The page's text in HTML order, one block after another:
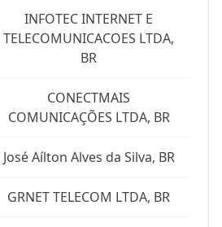
INFOTEC INTERNET E
TELECOMUNICACOES LTDA,
BR
CONECTMAIS
COMUNICAÇÕES LTDA, BR
José Aílton Alves da Silva, BR
GRNET TELECOM LTDA, BR